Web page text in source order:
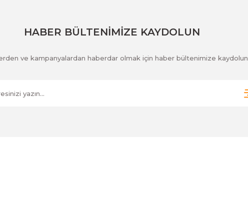
HABER BÜLTENİMİZE KAYDOLUN
ve kampanyalardan haberdar olmak için haber bültenimize kaydolun